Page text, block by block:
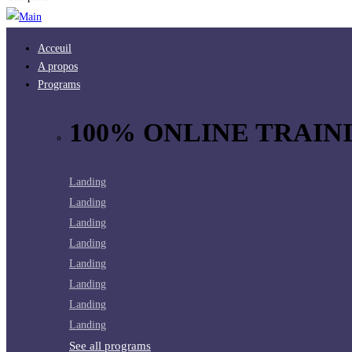
Acceuil
A propos
Programs
100% ONLINE
Landing
Landing
Landing
Landing
Landing
Landing
Landing
Landing
See all programs